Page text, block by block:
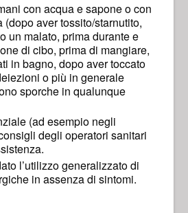
con acqua e sapone o con
aver tossito/starnutito,
un malato, prima durante e
di cibo, prima di mangiare,
in bagno, dopo aver toccato
o più in generale
sporche in qualunque
(ad esempio negli
degli operatori sanitari
l’utilizzo generalizzato di
in assenza di sintomi.